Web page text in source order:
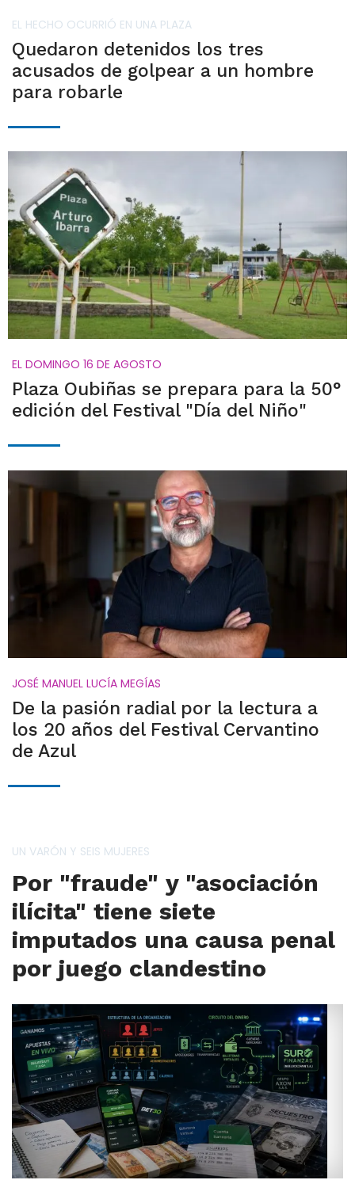
EL HECHO OCURRIÓ EN UNA PLAZA
Quedaron detenidos los tres
acusados de golpear a un hombre
para robarle
EL DOMINGO 16 DE AGOSTO
Plaza Oubiñas se prepara para la 50°
edición del Festival "Día del Niño"
JOSÉ MANUEL LUCÍA MEGÍAS
De la pasión radial por la lectura a
los 20 años del Festival Cervantino
de Azul
UN VARÓN Y SEIS MUJERES
Por "fraude" y "asociación
ilícita" tiene siete
imputados una causa penal
por juego clandestino